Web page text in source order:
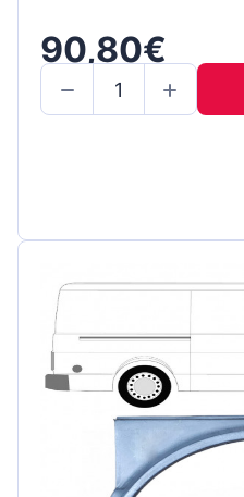
90,80€